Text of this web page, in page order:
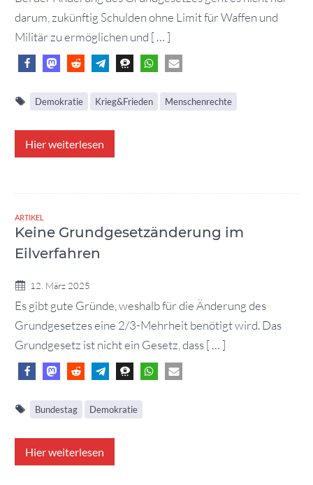
darum, zukünftig Schulden ohne Limit für Waffen und
Militär zu ermöglichen und [ … ]
Demokratie Krieg&Frieden Menschenrechte
Hier weiterlesen
ARTIKEL
Keine Grundgesetzänderung im
Eilverfahren
12. März 2025
Es gibt gute Gründe, weshalb für die Änderung des
Grundgesetzes eine 2/3-Mehrheit benötigt wird. Das
Grundgesetz ist nicht ein Gesetz, dass [ … ]
Bundestag Demokratie
Hier weiterlesen